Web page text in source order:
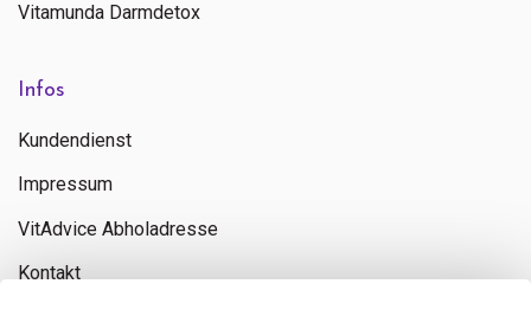
Vitamunda Darmdetox
Infos
Kundendienst
Impressum
VitAdvice Abholadresse
Kontakt